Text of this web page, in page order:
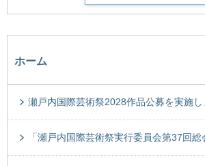
ホーム
瀬戸内国際芸術祭2028作品公募を実施し
「瀬戸内国際芸術祭実行委員会第37回